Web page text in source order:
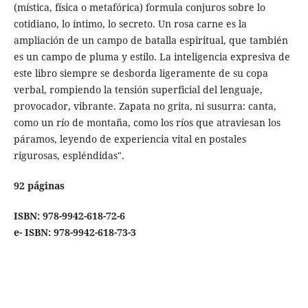
(mística, física o metafórica) formula conjuros sobre lo
cotidiano, lo íntimo, lo secreto. Un rosa carne es la
ampliación de un campo de batalla espiritual, que también
es un campo de pluma y estilo. La inteligencia expresiva de
este libro siempre se desborda ligeramente de su copa
verbal, rompiendo la tensión superficial del lenguaje,
provocador, vibrante. Zapata no grita, ni susurra: canta,
como un río de montaña, como los ríos que atraviesan los
páramos, leyendo de experiencia vital en postales
rigurosas, espléndidas".
92 páginas
ISBN: 978-9942-618-72-6
e- ISBN: 978-9942-618-73-3